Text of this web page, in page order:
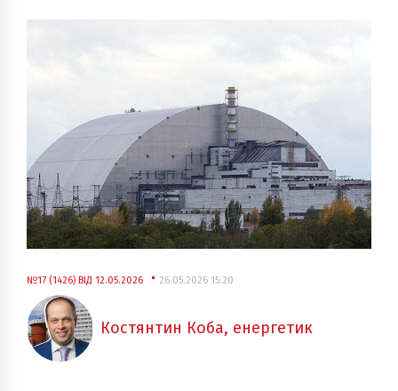
№17 (1426) ВІД 12.05.2026 26.05.2026 15:20
Костянтин Коба, енергетик